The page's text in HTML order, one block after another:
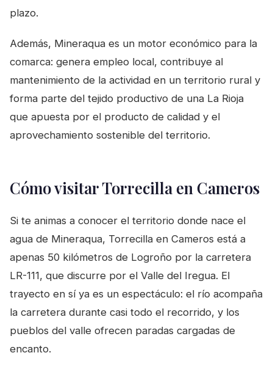
plazo.
Además, Mineraqua es un motor económico para la
comarca: genera empleo local, contribuye al
mantenimiento de la actividad en un territorio rural y
forma parte del tejido productivo de una La Rioja
que apuesta por el producto de calidad y el
aprovechamiento sostenible del territorio.
Cómo visitar Torrecilla en Cameros
Si te animas a conocer el territorio donde nace el
agua de Mineraqua, Torrecilla en Cameros está a
apenas 50 kilómetros de Logroño por la carretera
LR-111, que discurre por el Valle del Iregua. El
trayecto en sí ya es un espectáculo: el río acompaña
la carretera durante casi todo el recorrido, y los
pueblos del valle ofrecen paradas cargadas de
encanto.